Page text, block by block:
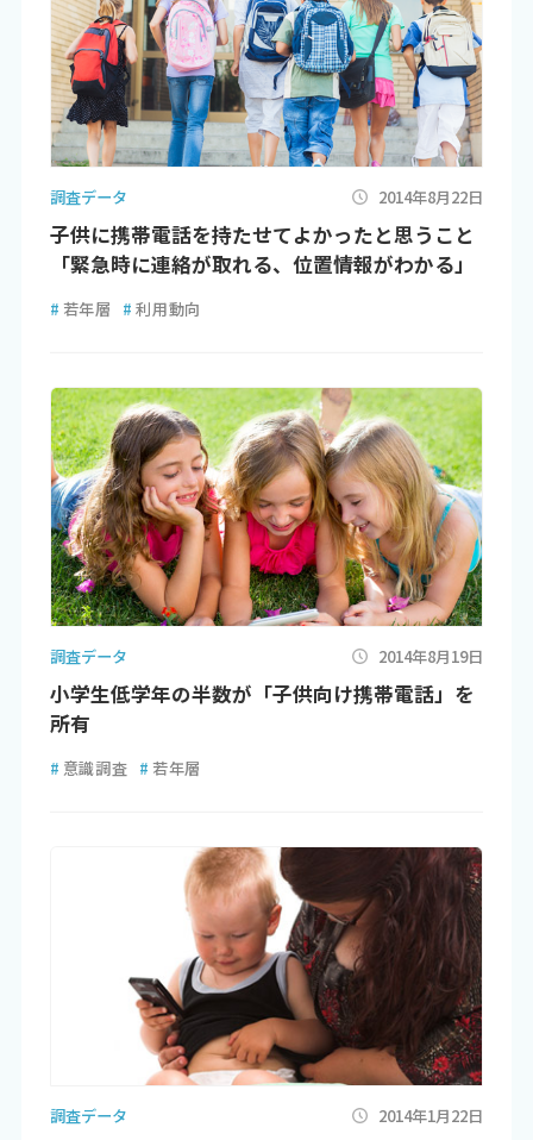
調査データ 2014年8月22日
子供に携帯電話を持たせてよかったと思うこと
「緊急時に連絡が取れる、位置情報がわかる」
# 若年層 # 利用動向
調査データ 2014年8月19日
小学生低学年の半数が「子供向け携帯電話」を
所有
# 意識調査 # 若年層
調査データ 2014年1月22日